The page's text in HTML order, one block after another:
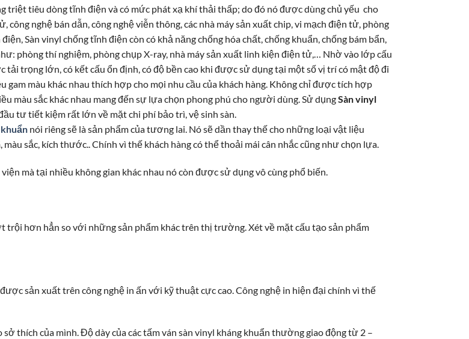
triệt tiêu dòng tĩnh điện và có mức phát xạ khí thải thấp; do đó nó được dùng chủ yếu cho
nghệ bán dẫn, công nghệ viễn thông, các nhà máy sản xuất chip, vi mạch điện tử, phòng
Sàn vinyl chống tĩnh điện còn có khả năng chống hóa chất, chống khuẩn, chống bám bẩn,
phòng thí nghiệm, phòng chụp X-ray, nhà máy sản xuất linh kiện điện tử,… Nhờ vào lớp cấu
trọng lớn, có kết cấu ổn định, có độ bền cao khi được sử dụng tại một số vị trí có mật độ đi
màu khác nhau thích hợp cho mọi nhu cầu của khách hàng. Không chỉ được tích hợp
màu sắc khác nhau mang đến sự lựa chọn phong phú cho người dùng. Sử dụngSàn vinyl
tư tiết kiệm rất lớn về mặt chi phí bảo trì, vệ sinh sàn.
nói riêng sẽ là sản phẩm của tương lai. Nó sẽ dần thay thế cho những loại vật liệu
sắc, kích thước.. Chính vì thế khách hàng có thể thoải mái cân nhắc cũng như chọn lựa.
mà tại nhiều không gian khác nhau nó còn được sử dụng vô cùng phổ biến.
hơn hẳn so với những sản phẩm khác trên thị trường. Xét về mặt cấu tạo sản phẩm
sản xuất trên công nghệ in ấn với kỹ thuật cực cao. Công nghệ in hiện đại chính vì thế
thích của mình. Độ dày của các tấm ván sàn vinyl kháng khuẩn thường giao động từ 2 –